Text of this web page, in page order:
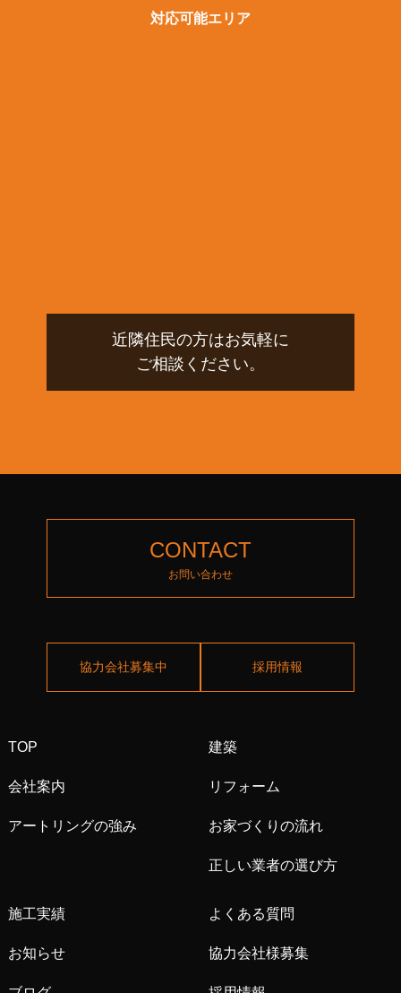
対応可能エリア
近隣住民の方はお気軽に
ご相談ください。
CONTACT
お問い合わせ
協力会社募集中 採用情報
TOP
会社案内
アートリングの強み
建築
リフォーム
お家づくりの流れ
正しい業者の選び方
施工実績
お知らせ
よくある質問
協力会社様募集